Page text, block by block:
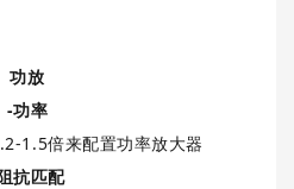
功放
-功率
1.5倍来配置功率放大器
抗匹配